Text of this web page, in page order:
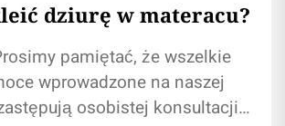
dziurę w materacu?
pamiętać, że wszelkie
wprowadzone na naszej
osobistej konsultacji